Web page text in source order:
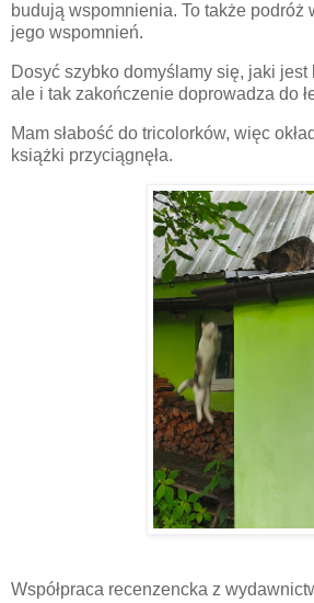
budują wspomnienia. To także podróż
jego wspomnień.
Dosyć szybko domyślamy się, jaki jest
ale i tak zakończenie doprowadza do
Mam słabość do tricolorków, więc
książki przyciągnęła.
Współpraca recenzencka z